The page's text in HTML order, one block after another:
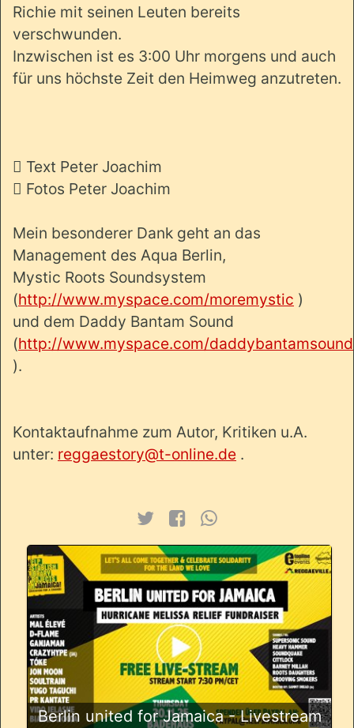
Richie mit seinen Leuten bereits
verschwunden.
Inzwischen ist es 3:00 Uhr morgens und auch
für uns höchste Zeit den Heimweg anzutreten.
 Text Peter Joachim
 Fotos Peter Joachim
Mein besonderer Dank geht an das
Management des Aqua Berlin,
Mystic Roots Soundsystem
(http://www.myspace.com/moremystic )
und dem Daddy Bantam Sound
(http://www.myspace.com/daddybantamsound
).
Kontaktaufnahme zum Autor, Kritiken u.A.
unter: reggaestory@t-online.de .
Berlin united for Jamaica - Livestream